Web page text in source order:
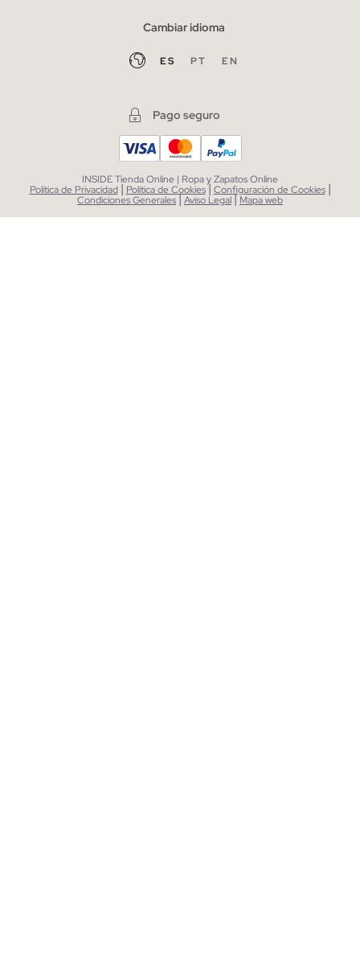
Cambiar idioma
ES PT EN
Pago seguro
INSIDE Tienda Online | Ropa y Zapatos Online
Política de Privacidad | Política de Cookies| Configuración de Cookies |
Condiciones Generales|Aviso Legal| Mapa web